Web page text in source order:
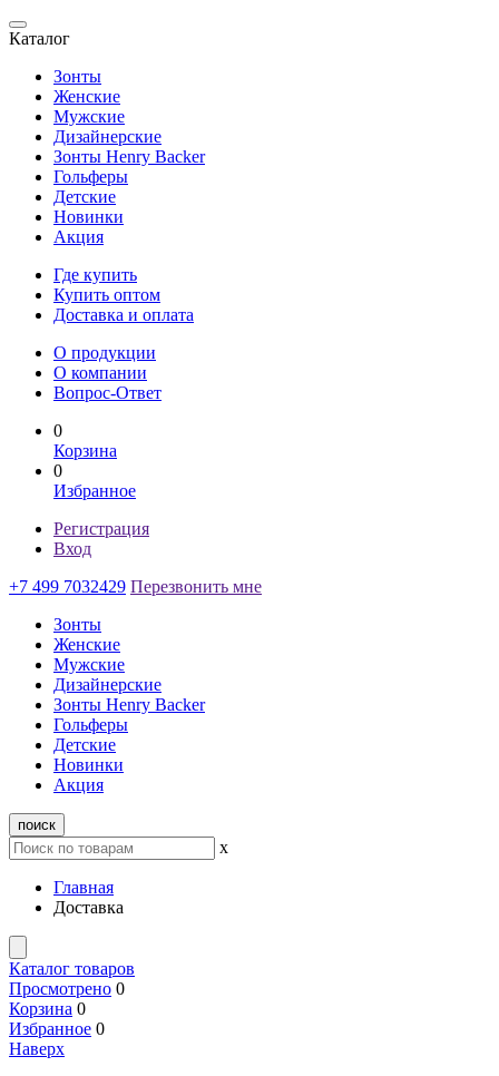
Каталог
Зонты
Женские
Мужские
Дизайнерские
Зонты Henry Backer
Гольферы
Детские
Новинки
Акция
Где купить
Купить оптом
Доставка и оплата
О продукции
О компании
Вопрос-Ответ
0
Корзина
0
Избранное
Регистрация
Вход
+7 499 7032429 Перезвонить мне
Зонты
Женские
Мужские
Дизайнерские
Зонты Henry Backer
Гольферы
Детские
Новинки
Акция
поиск
x
Главная
Доставка
Каталог товаров
Просмотрено 0
Корзина 0
Избранное 0
Наверх